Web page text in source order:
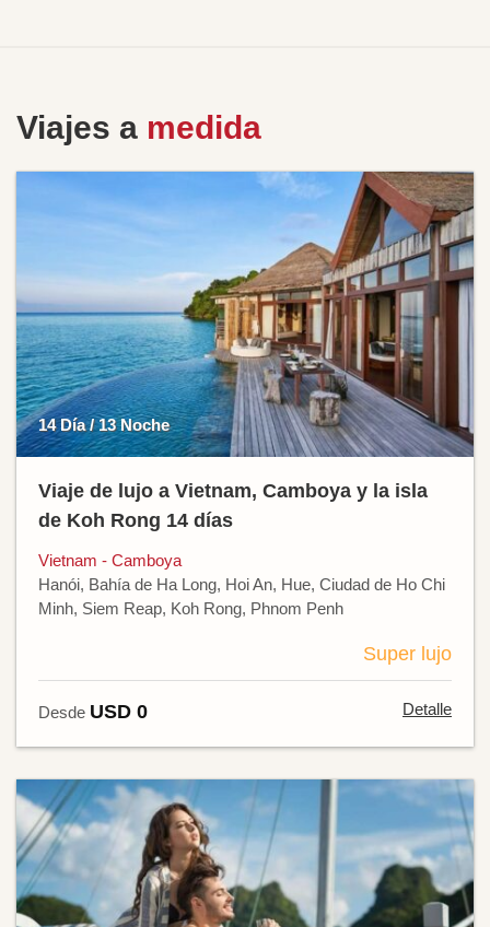
Viajes a medida
14 Día / 13 Noche
Viaje de lujo a Vietnam, Camboya y la isla
de Koh Rong 14 días
Vietnam - Camboya
Hanói, Bahía de Ha Long, Hoi An, Hue, Ciudad de Ho Chi
Minh, Siem Reap, Koh Rong, Phnom Penh
Super lujo
Desde USD 0 Detalle